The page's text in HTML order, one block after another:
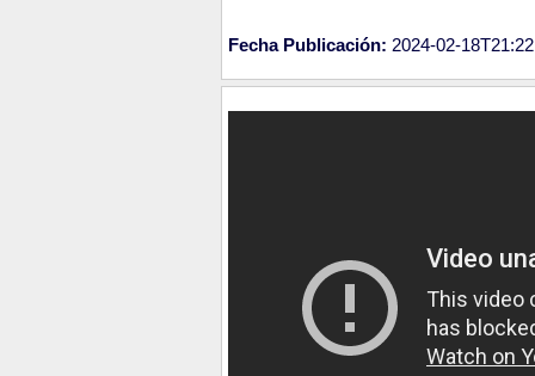
Fecha Publicación: 2024-02-